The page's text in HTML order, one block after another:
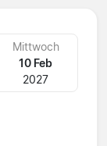
Mittwoch
10 Feb
2027